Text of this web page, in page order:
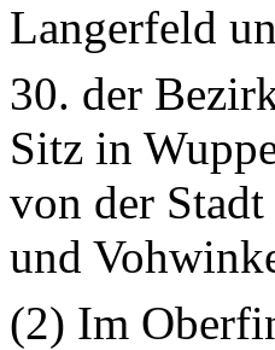
Langerfeld
30. der
Sitz in
von der
und
(2) Im